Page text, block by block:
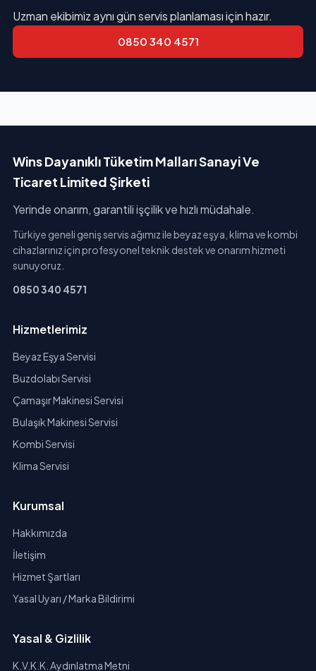
Uzman ekibimiz aynı gün servis planlaması için hazır.
0850 340 4571
Wins Dayanıklı Tüketim Malları Sanayi Ve
Ticaret Limited Şirketi
Yerinde onarım, garantili işçilik ve hızlı müdahale.
Türkiye geneli geniş servis ağımız ile beyaz eşya, klima ve kombi
cihazlarınız için profesyonel teknik destek ve onarım hizmeti
sunuyoruz.
0850 340 4571
Hizmetlerimiz
Beyaz Eşya Servisi
Buzdolabı Servisi
Çamaşır Makinesi Servisi
Bulaşık Makinesi Servisi
Kombi Servisi
Klima Servisi
Kurumsal
Hakkımızda
İletişim
Hizmet Şartları
Yasal Uyarı / Marka Bildirimi
Yasal & Gizlilik
K.V.K.K. Aydınlatma Metni